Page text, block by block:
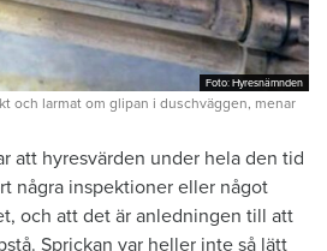
Foto: Hyresnämnden
Foto: Hyresnämnden
och larmat om glipan i duschväggen, menar
att hyresvärden under hela den tid
några inspektioner eller något
och att det är anledningen till att
Sprickan var heller inte så lätt